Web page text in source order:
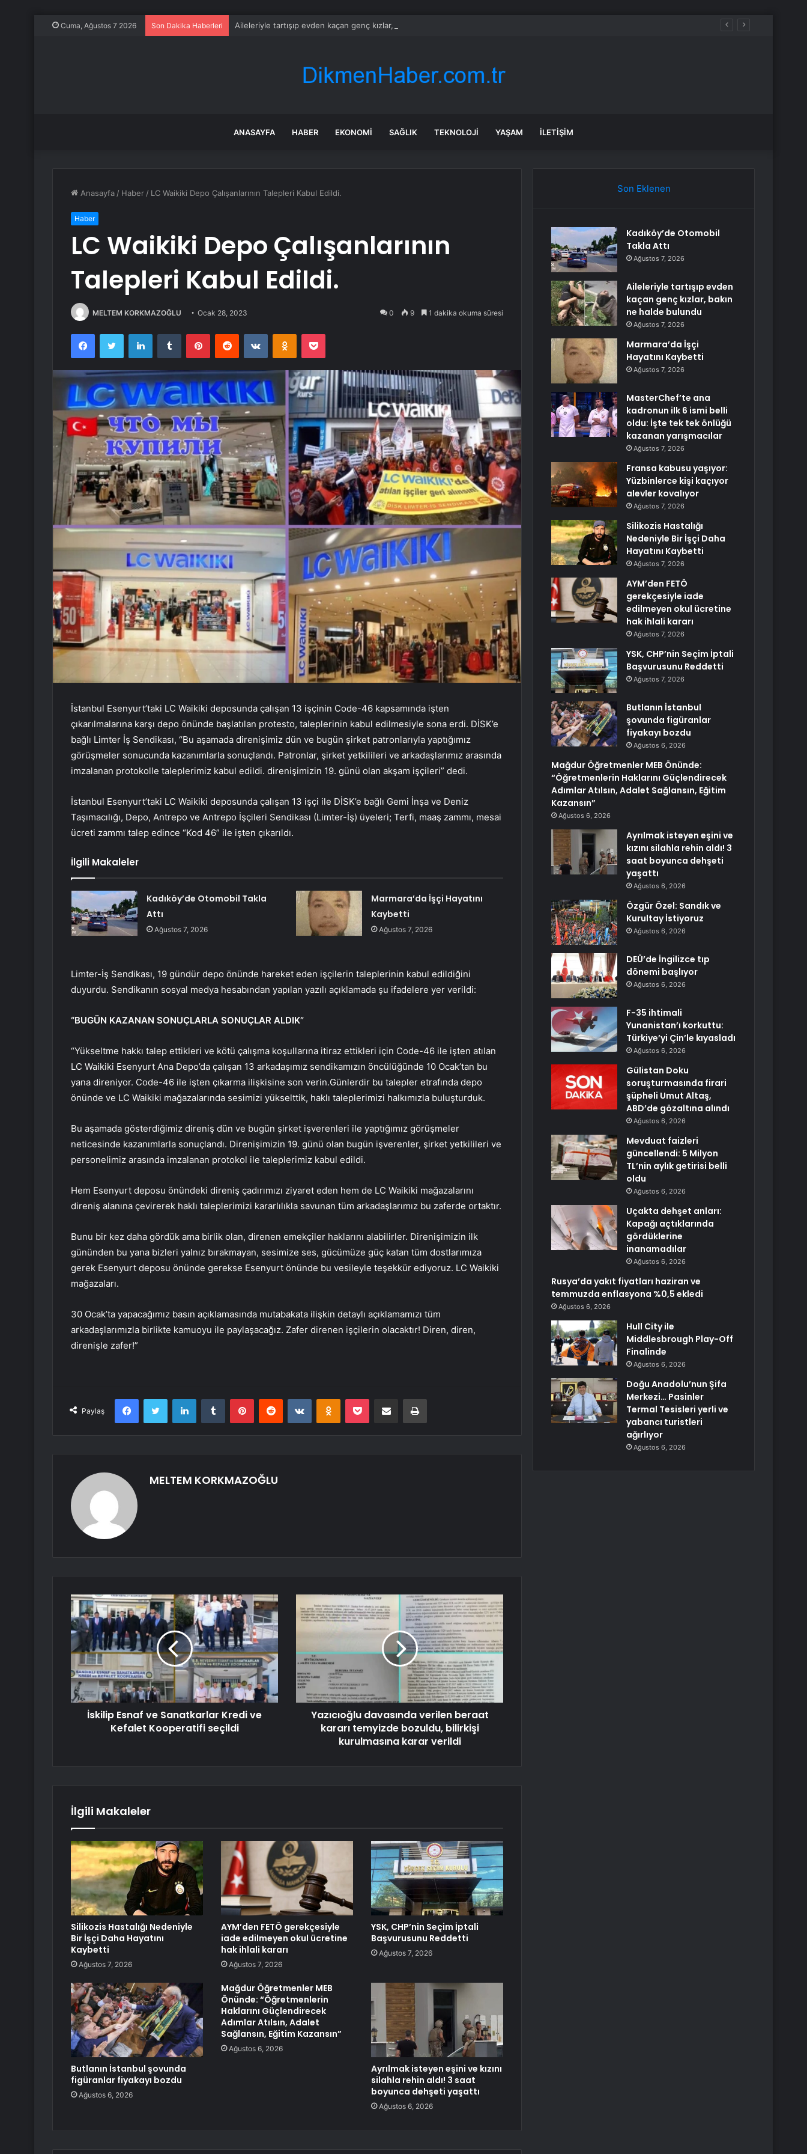
Cuma, Ağustos 7 2026 Son Dakika Haberleri Aileleriyle tartışıp evden kaçan genç kızlar, bakın ne halde bulundu
ANASAYFA HABER EKONOMI SAĞLIK TEKNOLOJI YAŞAM İLETIŞIM
Anasayfa / Haber / LC Waikiki Depo Çalışanlarının Talepleri Kabul Edildi.
Haber
LC Waikiki Depo Çalışanlarının
Talepleri Kabul Edildi.
MELTEM KORKMAZOĞLU Ocak 28, 2023 0 9 1 dakika okuma süresi
FacebookTwitter LinkedInTumblr PinterestReddit VKontakteOdnoklassniki
Pocket
İstanbul Esenyurt’taki LC Waikiki deposunda çalışan 13 işçinin Code-46 kapsamında işten
çıkarılmalarına karşı depo önünde başlatılan protesto, taleplerinin kabul edilmesiyle sona erdi. DİSK’e
bağlı Limter İş Sendikası, “Bu aşamada direnişimiz dün ve bugün şirket patronlarıyla yaptığımız
görüşmeler sonucunda kazanımlarla sonuçlandı. Patronlar, şirket yetkilileri ve arkadaşlarımız arasında
imzalanan protokolle taleplerimiz kabul edildi. direnişimizin 19. günü olan akşam işçileri” dedi.
İstanbul Esenyurt’taki LC Waikiki deposunda çalışan 13 işçi ile DİSK’e bağlı Gemi İnşa ve Deniz
Taşımacılığı, Depo, Antrepo ve Antrepo İşçileri Sendikası (Limter-İş) üyeleri; Terfi, maaş zammı, mesai
ücreti zammı talep edince “Kod 46” ile işten çıkarıldı.
İlgili Makaleler
Kadıköy’de Otomobil Takla
Attı
Ağustos 7, 2026
Marmara’da İşçi Hayatını
Kaybetti
Ağustos 7, 2026
Limter-İş Sendikası, 19 gündür depo önünde hareket eden işçilerin taleplerinin kabul edildiğini
duyurdu. Sendikanın sosyal medya hesabından yapılan yazılı açıklamada şu ifadelere yer verildi:
“BUGÜN KAZANAN SONUÇLARLA SONUÇLAR ALDIK”
“Yükseltme hakkı talep ettikleri ve kötü çalışma koşullarına itiraz ettikleri için Code-46 ile işten atılan
LC Waikiki Esenyurt Ana Depo’da çalışan 13 arkadaşımız sendikamızın öncülüğünde 10 Ocak’tan bu
yana direniyor. Code-46 ile işten çıkarma ilişkisine son verin.Günlerdir bu talepler etrafında depo
önünde ve LC Waikiki mağazalarında sesimizi yükselttik, haklı taleplerimizi halkımızla buluşturduk.
Bu aşamada gösterdiğimiz direniş dün ve bugün şirket işverenleri ile yaptığımız görüşmeler
neticesinde kazanımlarla sonuçlandı. Direnişimizin 19. günü olan bugün işverenler, şirket yetkilileri ve
personelimiz arasında imzalanan protokol ile taleplerimiz kabul edildi.
Hem Esenyurt deposu önündeki direniş çadırımızı ziyaret eden hem de LC Waikiki mağazalarını
direniş alanına çevirerek haklı taleplerimizi kararlılıkla savunan tüm arkadaşlarımız bu zaferde ortaktır.
Bunu bir kez daha gördük ama birlik olan, direnen emekçiler haklarını alabilirler. Direnişimizin ilk
gününden bu yana bizleri yalnız bırakmayan, sesimize ses, gücümüze güç katan tüm dostlarımıza
gerek Esenyurt deposu önünde gerekse Esenyurt önünde bu vesileyle teşekkür ediyoruz. LC Waikiki
mağazaları.
30 Ocak’ta yapacağımız basın açıklamasında mutabakata ilişkin detaylı açıklamamızı tüm
arkadaşlarımızla birlikte kamuoyu ile paylaşacağız. Zafer direnen işçilerin olacaktır! Diren, diren,
direnişle zafer!”
Paylaş
FacebookTwitter LinkedInTumblr PinterestReddit VKontakteOdnoklassniki
Pocket E-Posta ile paylaş Yazdır
MELTEM KORKMAZOĞLU
İskilip Esnaf ve Sanatkarlar Kredi ve
Kefalet Kooperatifi seçildi
Yazıcıoğlu davasında verilen beraat
kararı temyizde bozuldu, bilirkişi
kurulmasına karar verildi
İlgili Makaleler
Silikozis Hastalığı Nedeniyle
Bir İşçi Daha Hayatını
Kaybetti
Ağustos 7, 2026
AYM’den FETÖ gerekçesiyle
iade edilmeyen okul ücretine
hak ihlali kararı
Ağustos 7, 2026
YSK, CHP’nin Seçim İptali
Başvurusunu Reddetti
Ağustos 7, 2026
Butlanın İstanbul şovunda
figüranlar fiyakayı bozdu
Ağustos 6, 2026
Mağdur Öğretmenler MEB
Önünde: “Öğretmenlerin
Haklarını Güçlendirecek
Adımlar Atılsın, Adalet
Sağlansın, Eğitim Kazansın”
Ağustos 6, 2026
Ayrılmak isteyen eşini ve kızını
silahla rehin aldı! 3 saat
boyunca dehşeti yaşattı
Ağustos 6, 2026
Son Eklenen
Kadıköy’de Otomobil
Takla Attı
Ağustos 7, 2026
Aileleriyle tartışıp evden
kaçan genç kızlar, bakın
ne halde bulundu
Ağustos 7, 2026
Marmara’da İşçi
Hayatını Kaybetti
Ağustos 7, 2026
MasterChef’te ana
kadronun ilk 6 ismi belli
oldu: İşte tek tek önlüğü
kazanan yarışmacılar
Ağustos 7, 2026
Fransa kabusu yaşıyor:
Yüzbinlerce kişi kaçıyor
alevler kovalıyor
Ağustos 7, 2026
Silikozis Hastalığı
Nedeniyle Bir İşçi Daha
Hayatını Kaybetti
Ağustos 7, 2026
AYM’den FETÖ
gerekçesiyle iade
edilmeyen okul ücretine
hak ihlali kararı
Ağustos 7, 2026
YSK, CHP’nin Seçim İptali
Başvurusunu Reddetti
Ağustos 7, 2026
Butlanın İstanbul
şovunda figüranlar
fiyakayı bozdu
Ağustos 6, 2026
Mağdur Öğretmenler MEB Önünde:
“Öğretmenlerin Haklarını Güçlendirecek
Adımlar Atılsın, Adalet Sağlansın, Eğitim
Kazansın”
Ağustos 6, 2026
Ayrılmak isteyen eşini ve
kızını silahla rehin aldı! 3
saat boyunca dehşeti
yaşattı
Ağustos 6, 2026
Özgür Özel: Sandık ve
Kurultay İstiyoruz
Ağustos 6, 2026
DEÜ’de İngilizce tıp
dönemi başlıyor
Ağustos 6, 2026
F-35 ihtimali
Yunanistan’ı korkuttu:
Türkiye’yi Çin’le kıyasladı
Ağustos 6, 2026
Gülistan Doku
soruşturmasında firari
şüpheli Umut Altaş,
ABD’de gözaltına alındı
Ağustos 6, 2026
Mevduat faizleri
güncellendi: 5 Milyon
TL’nin aylık getirisi belli
oldu
Ağustos 6, 2026
Uçakta dehşet anları:
Kapağı açtıklarında
gördüklerine
inanamadılar
Ağustos 6, 2026
Rusya’da yakıt fiyatları haziran ve
temmuzda enflasyona %0,5 ekledi
Ağustos 6, 2026
Hull City ile
Middlesbrough Play-Off
Finalinde
Ağustos 6, 2026
Doğu Anadolu’nun Şifa
Merkezi… Pasinler
Termal Tesisleri yerli ve
yabancı turistleri
ağırlıyor
Ağustos 6, 2026